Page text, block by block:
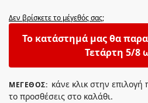
Δεν βρίσκετε το μέγεθός σας;
Το κατάστημά μας θα
Τετάρτη 5/8
ΜΈΓΕΘΟΣ: κάνε κλικ στην επιλογή
το προσθέσεις στο καλάθι.